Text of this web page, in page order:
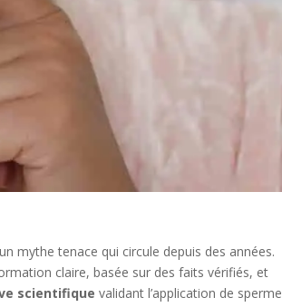
mythe tenace qui circule depuis des années.
claire, basée sur des faits vérifiés, et
scientifique validant l’application de sperme